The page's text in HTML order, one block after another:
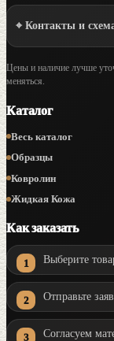
⌖ Контакты и
Цены и наличие лучше
меняться.
Каталог
Весь каталог
Образцы
Ковролин
Жидкая Кожа
Как заказать
Выберите
Отправьте
Согласуем